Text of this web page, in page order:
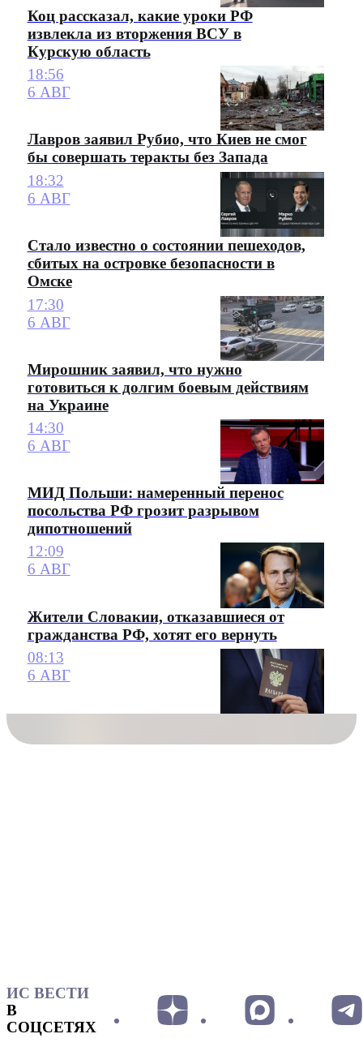
Коц рассказал, какие уроки РФ
извлекла из вторжения ВСУ в
Курскую область
18:56
6 АВГ
Лавров заявил Рубио, что Киев не смог
бы совершать теракты без Запада
18:32
6 АВГ
Стало известно о состоянии пешеходов,
сбитых на островке безопасности в
Омске
17:30
6 АВГ
Мирошник заявил, что нужно
готовиться к долгим боевым действиям
на Украине
14:30
6 АВГ
МИД Польши: намеренный перенос
посольства РФ грозит разрывом
дипотношений
12:09
6 АВГ
Жители Словакии, отказавшиеся от
гражданства РФ, хотят его вернуть
08:13
6 АВГ
ИС ВЕСТИ
В
СОЦСЕТЯХ